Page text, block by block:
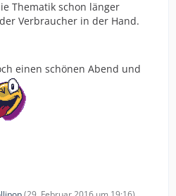
Thematik schon länger
Verbraucher in der Hand.
einen schönen Abend und